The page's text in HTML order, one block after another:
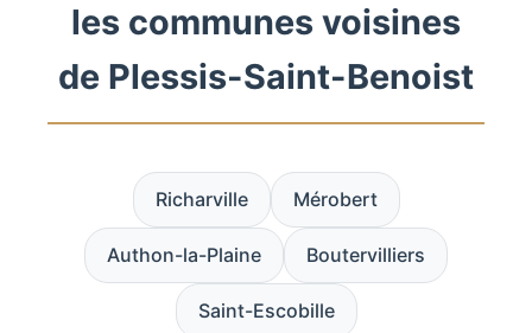
les communes voisines
de Plessis-Saint-Benoist
Richarville Mérobert
Authon-la-Plaine Boutervilliers
Saint-Escobille